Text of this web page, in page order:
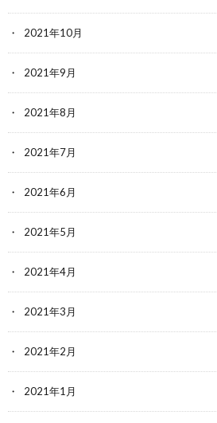
2021年10月
2021年9月
2021年8月
2021年7月
2021年6月
2021年5月
2021年4月
2021年3月
2021年2月
2021年1月